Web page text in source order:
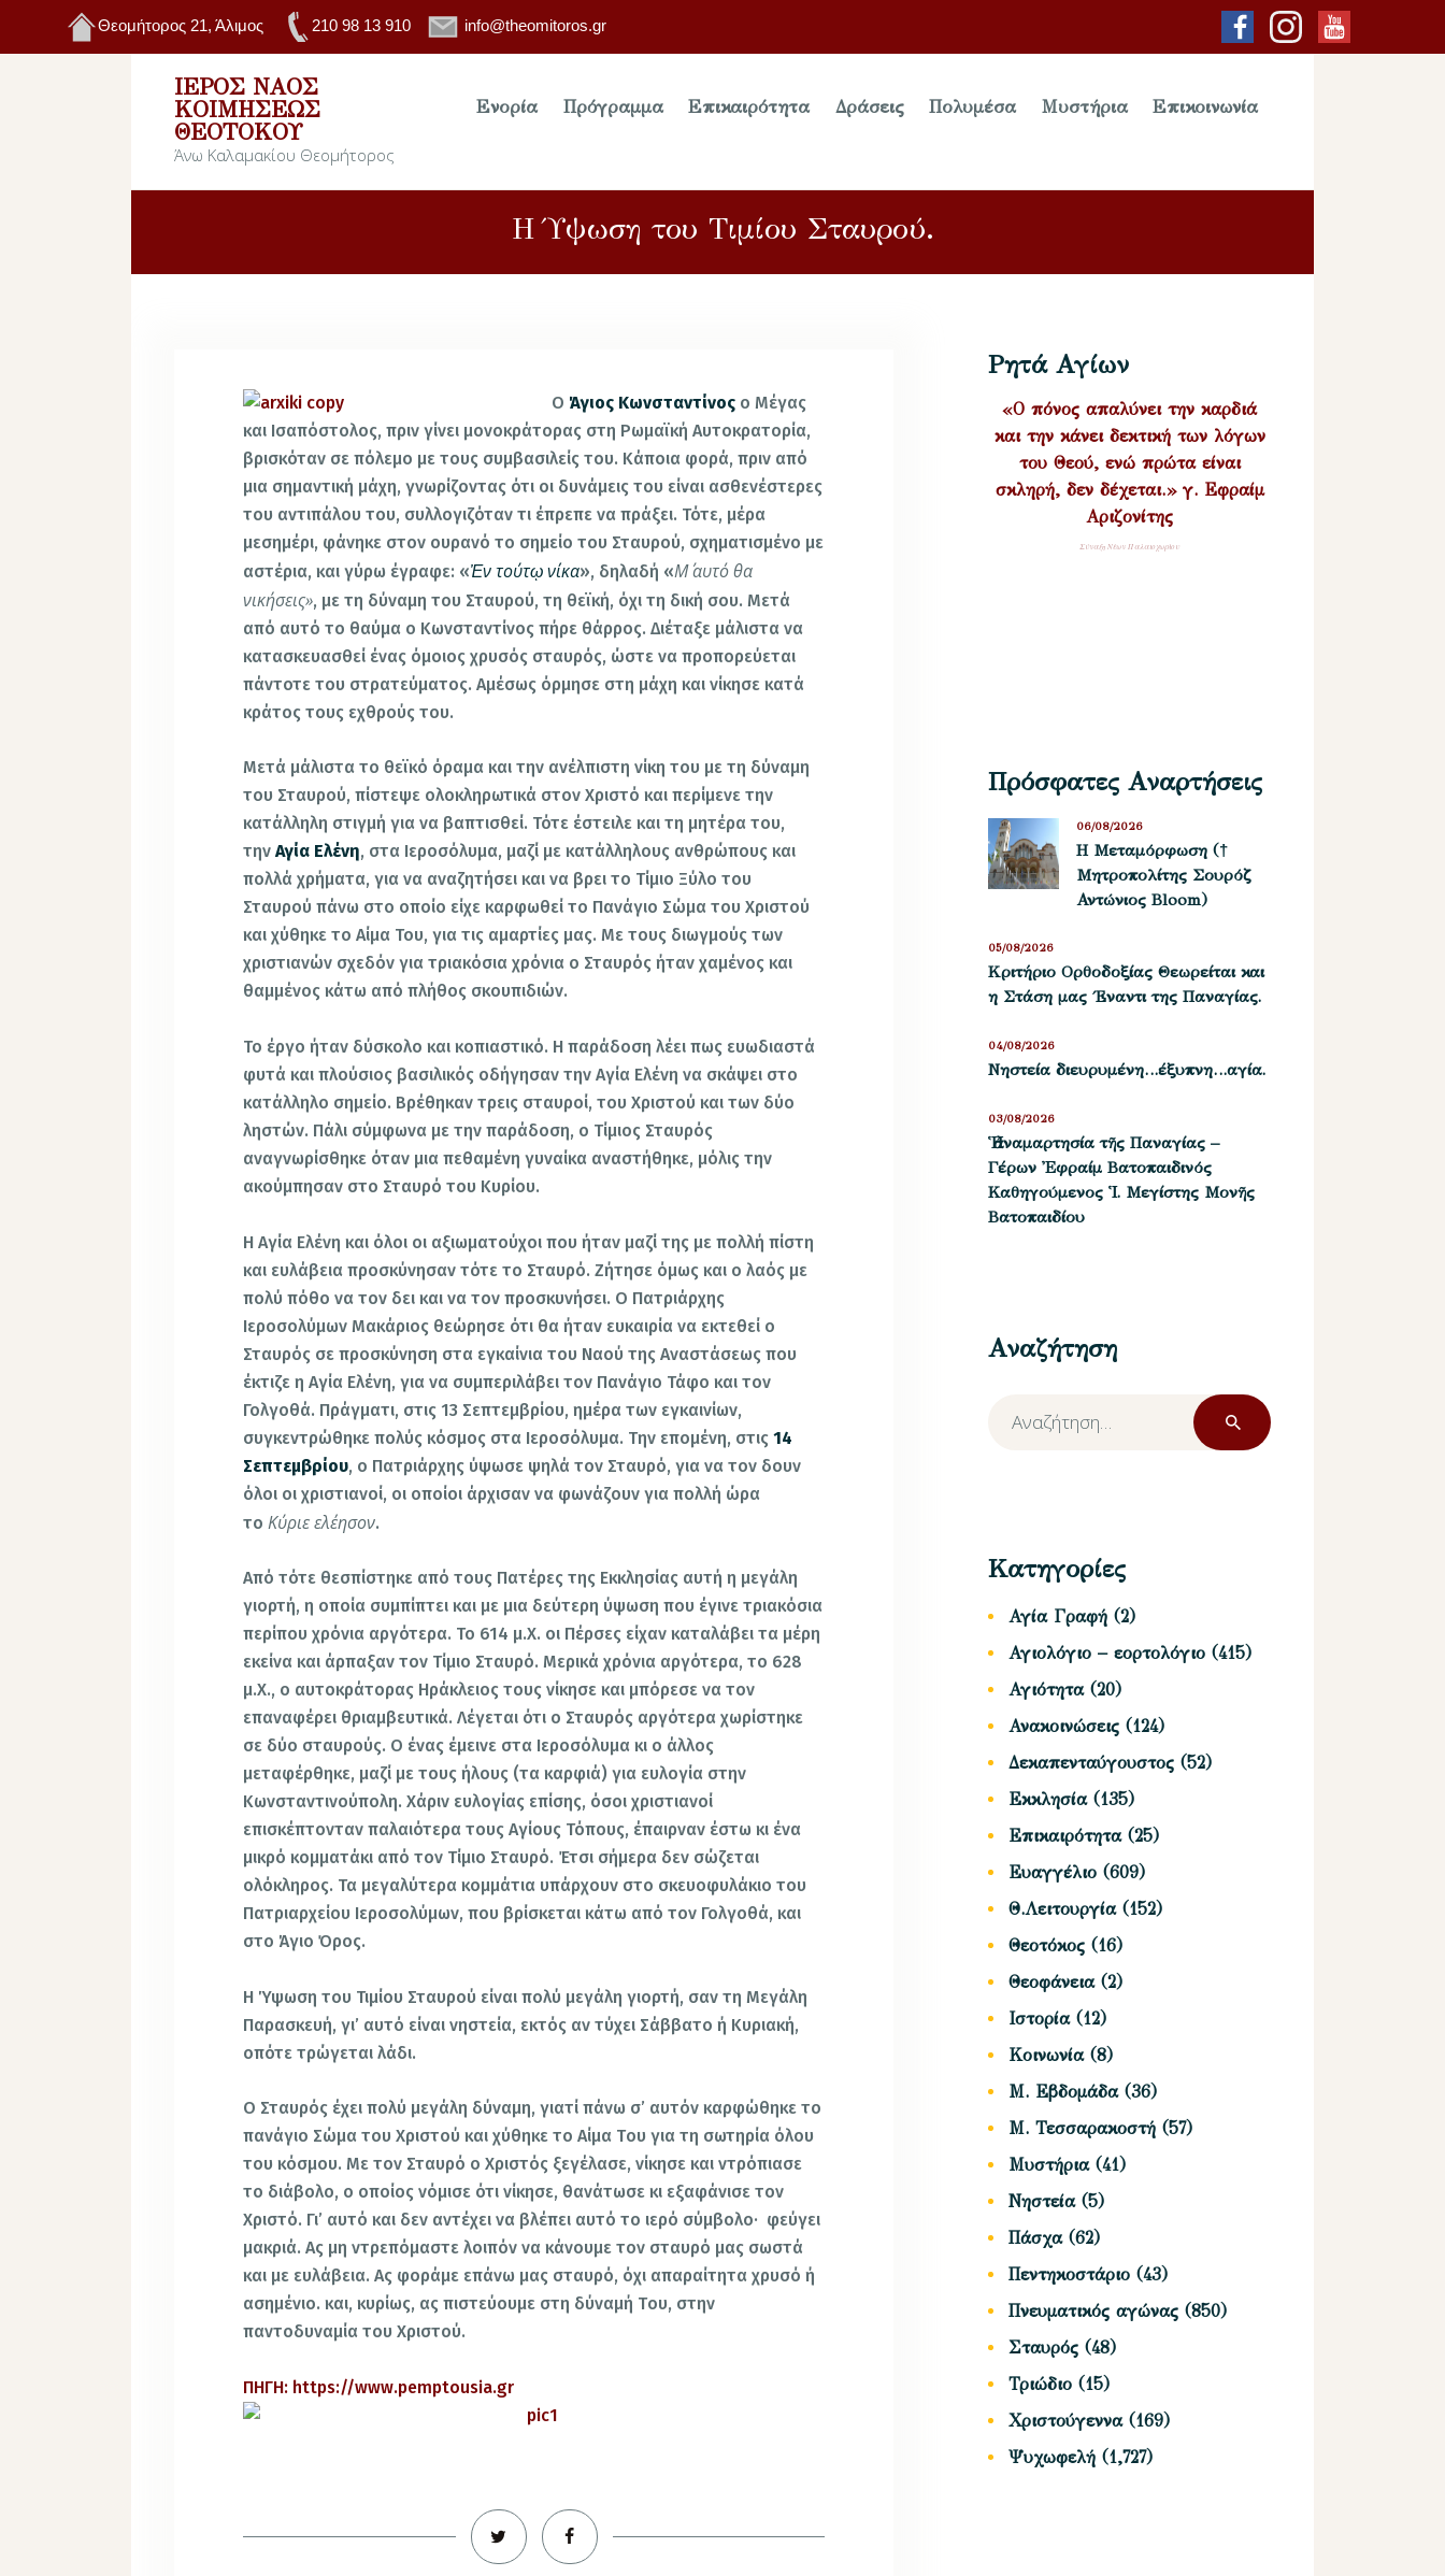
Θεομήτορος 21, Άλιμος 210 98 13 910 info@theomitoros.gr
ΙΕΡΌΣ ΝΑΌΣ
ΚΟΙΜΉΣΕΩΣ
ΘΕΟΤΌΚΟΥ
Άνω Καλαμακίου Θεομήτορος
Ενορία Πρόγραμμα Επικαιρότητα Δράσεις Πολυμέσα Μυστήρια Επικοινωνία
Η Ύψωση του Τιμίου Σταυρού.
Ο Άγιος Κωνσταντίνος ο Μέγας
και Ισαπόστολος, πριν γίνει μονοκράτορας στη Ρωμαϊκή Αυτοκρατορία,
βρισκόταν σε πόλεμο με τους συμβασιλείς του. Κάποια φορά, πριν από
μια σημαντική μάχη, γνωρίζοντας ότι οι δυνάμεις του είναι ασθενέστερες
του αντιπάλου του, συλλογιζόταν τι έπρεπε να πράξει. Τότε, μέρα
μεσημέρι, φάνηκε στον ουρανό το σημείο του Σταυρού, σχηματισμένο με
αστέρια, και γύρω έγραφε: «Ἐν τούτῳνίκα», δηλαδή «Μ΄ αυτό θα
νικήσεις», με τη δύναμη του Σταυρού, τη θεϊκή, όχι τη δική σου. Μετά
από αυτό το θαύμα ο Κωνσταντίνος πήρε θάρρος. Διέταξε μάλιστα να
κατασκευασθεί ένας όμοιος χρυσός σταυρός, ώστε να προπορεύεται
πάντοτε του στρατεύματος. Αμέσως όρμησε στη μάχη και νίκησε κατά
κράτος τους εχθρούς του.
Μετά μάλιστα το θεϊκό όραμα και την ανέλπιστη νίκη του με τη δύναμη
του Σταυρού, πίστεψε ολοκληρωτικά στον Χριστό και περίμενε την
κατάλληλη στιγμή για να βαπτισθεί. Τότε έστειλε και τη μητέρα του,
τηνΑγία Ελένη, στα Ιεροσόλυμα, μαζί με κατάλληλους ανθρώπους και
πολλά χρήματα, για να αναζητήσει και να βρει το Τίμιο Ξύλο του
Σταυρού πάνω στο οποίο είχε καρφωθεί το Πανάγιο Σώμα του Χριστού
και χύθηκε το Αίμα Του, για τις αμαρτίες μας. Με τους διωγμούς των
χριστιανών σχεδόν για τριακόσια χρόνια ο Σταυρός ήταν χαμένος και
θαμμένος κάτω από πλήθος σκουπιδιών.
Το έργο ήταν δύσκολο και κοπιαστικό. Η παράδοση λέει πως ευωδιαστά
φυτά και πλούσιος βασιλικός οδήγησαν την Αγία Ελένη να σκάψει στο
κατάλληλο σημείο. Βρέθηκαν τρεις σταυροί, του Χριστού και των δύο
ληστών. Πάλι σύμφωνα με την παράδοση, ο Τίμιος Σταυρός
αναγνωρίσθηκε όταν μια πεθαμένη γυναίκα αναστήθηκε, μόλις την
ακούμπησαν στο Σταυρό του Κυρίου.
H Αγία Ελένη και όλοι οι αξιωματούχοι που ήταν μαζί της με πολλή πίστη
και ευλάβεια προσκύνησαν τότε το Σταυρό. Ζήτησε όμως και ο λαός με
πολύ πόθο να τον δει και να τον προσκυνήσει. Ο Πατριάρχης
Ιεροσολύμων Μακάριος θεώρησε ότι θα ήταν ευκαιρία να εκτεθεί ο
Σταυρός σε προσκύνηση στα εγκαίνια του Ναού της Αναστάσεως που
έκτιζε η Αγία Ελένη, για να συμπεριλάβει τον Πανάγιο Τάφο και τον
Γολγοθά. Πράγματι, στις 13 Σεπτεμβρίου, ημέρα των εγκαινίων,
συγκεντρώθηκε πολύς κόσμος στα Ιεροσόλυμα. Την επομένη, στις14
Σεπτεμβρίου, ο Πατριάρχης ύψωσε ψηλά τον Σταυρό, για να τον δουν
όλοι οι χριστιανοί, οι οποίοι άρχισαν να φωνάζουν για πολλή ώρα
το Κύριε ελέησον.
Από τότε θεσπίστηκε από τους Πατέρες της Εκκλησίας αυτή η μεγάλη
γιορτή, η οποία συμπίπτει και με μια δεύτερη ύψωση που έγινε τριακόσια
περίπου χρόνια αργότερα. Το 614 μ.X. οι Πέρσες είχαν καταλάβει τα μέρη
εκείνα και άρπαξαν τον Τίμιο Σταυρό. Μερικά χρόνια αργότερα, το 628
μ.X., ο αυτοκράτορας Ηράκλειος τους νίκησε και μπόρεσε να τον
επαναφέρει θριαμβευτικά. Λέγεται ότι ο Σταυρός αργότερα χωρίστηκε
σε δύο σταυρούς. Ο ένας έμεινε στα Ιεροσόλυμα κι ο άλλος
μεταφέρθηκε, μαζί με τους ήλους (τα καρφιά) για ευλογία στην
Κωνσταντινούπολη. Χάριν ευλογίας επίσης, όσοι χριστιανοί
επισκέπτονταν παλαιότερα τους Αγίους Τόπους, έπαιρναν έστω κι ένα
μικρό κομματάκι από τον Τίμιο Σταυρό. Έτσι σήμερα δεν σώζεται
ολόκληρος. Τα μεγαλύτερα κομμάτια υπάρχουν στο σκευοφυλάκιο του
Πατριαρχείου Ιεροσολύμων, που βρίσκεται κάτω από τον Γολγοθά, και
στο Άγιο Όρος.
H Ύψωση του Τιμίου Σταυρού είναι πολύ μεγάλη γιορτή, σαν τη Μεγάλη
Παρασκευή, γι’ αυτό είναι νηστεία, εκτός αν τύχει Σάββατο ή Κυριακή,
οπότε τρώγεται λάδι.
O Σταυρός έχει πολύ μεγάλη δύναμη, γιατί πάνω σ’ αυτόν καρφώθηκε το
πανάγιο Σώμα του Χριστού και χύθηκε το Αίμα Tου για τη σωτηρία όλου
του κόσμου. Με τον Σταυρό ο Χριστός ξεγέλασε, νίκησε και ντρόπιασε
το διάβολο, ο οποίος νόμισε ότι νίκησε, θανάτωσε κι εξαφάνισε τον
Χριστό. Γι’ αυτό και δεν αντέχει να βλέπει αυτό το ιερό σύμβολο· φεύγει
μακριά. Ας μη ντρεπόμαστε λοιπόν να κάνουμε τον σταυρό μας σωστά
και με ευλάβεια. Ας φοράμε επάνω μας σταυρό, όχι απαραίτητα χρυσό ή
ασημένιο. και, κυρίως, ας πιστεύουμε στη δύναμή Tου, στην
παντοδυναμία του Χριστού.
ΠΗΓΗ: https://www.pemptousia.gr
Ρητά Αγίων
«Ο πόνος απαλύνει την καρδιά
και την κάνει δεκτική των λόγων
του Θεού, ενώ πρώτα είναι
σκληρή, δεν δέχεται.» γ. Εφραίμ
Αριζονίτης
Σύναξη Νέων Παλαιοχωρίου
Πρόσφατες Αναρτήσεις
Η Μεταμόρφωση (†
Μητροπολίτης Σουρόζ
Αντώνιος Bloom)
06/08/2026
Kριτήριο Oρθοδοξίας Θεωρείται και
η Στάση μας ΄Εναντι της Παναγίας.
05/08/2026
Νηστεία διευρυμένη…έξυπνη…αγία.
04/08/2026
Ἡ ἀναμαρτησία τῆς Παναγίας –
Γέρων Ἐφραίμ Βατοπαιδινός
Καθηγούμενος Ἱ. Μεγίστης Μονῆς
Βατοπαιδίου
03/08/2026
Αναζήτηση
Αναζήτηση
για:
Κατηγορίες
Αγία Γραφή (2)
Αγιολόγιο – εορτολόγιο (415)
Αγιότητα(20)
Ανακοινώσεις (124)
Δεκαπενταύγουστος (52)
Εκκλησία(135)
Επικαιρότητα(25)
Ευαγγέλιο (609)
Θ.Λειτουργία(152)
Θεοτόκος (16)
Θεοφάνεια(2)
Ιστορία(12)
Κοινωνία(8)
Μ. Εβδομάδα(36)
Μ. Τεσσαρακοστή (57)
Μυστήρια(41)
Νηστεία(5)
Πάσχα(62)
Πεντηκοστάριο (43)
Πνευματικός αγώνας (850)
Σταυρός (48)
Τριώδιο (15)
Χριστούγεννα(169)
Ψυχωφελή (1,727)